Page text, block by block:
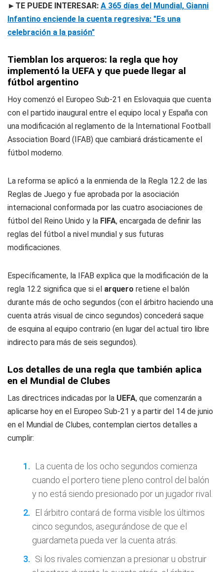
►TE PUEDE INTERESAR: A 365 días del Mundial, Gianni
Infantino enciende la cuenta regresiva: "Es una
celebración a la pasión"
Tiemblan los arqueros: la regla que hoy
implementó la UEFA y que puede llegar al
fútbol argentino
Hoy comenzó el Europeo Sub-21 en Eslovaquia que cuenta
con el partido inaugural entre el equipo local y España con
una modificación al reglamento de la International Football
Association Board (IFAB) que cambiará drásticamente el
fútbol moderno.
La reforma se aplicó a la enmienda de la Regla 12.2 de las
Reglas de Juego y fue aprobada por la asociación
internacional conformada por las cuatro asociaciones de
fútbol del Reino Unido y la FIFA, encargada de definir las
reglas del fútbol a nivel mundial y sus futuras
modificaciones.
Específicamente, la IFAB explica que la modificación de la
regla 12.2 significa que si el arquero retiene el balón
durante más de ocho segundos (con el árbitro haciendo una
cuenta atrás visual de cinco segundos) concederá saque
de esquina al equipo contrario (en lugar del actual tiro libre
indirecto para más de seis segundos).
Los detalles de una regla que también aplica
en el Mundial de Clubes
Las directrices indicadas por la UEFA, que comenzarán a
aplicarse hoy en el Europeo Sub-21 y a partir del 14 de junio
en el Mundial de Clubes, contemplan ciertos detalles a
cumplir:
La cuenta de los ocho segundos comienza
cuando el portero tiene pleno control del balón
y no está siendo presionado por un jugador rival.
El árbitro contará de forma visible los últimos
cinco segundos, asegurándose de que el
guardameta pueda ver la cuenta atrás.
Si los rivales comienzan a presionar u obstruir